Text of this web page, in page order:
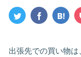
出張先での買い物